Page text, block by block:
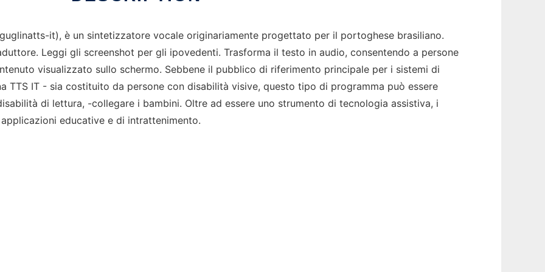
it), è un sintetizzatore vocale originariamente progettato per il portoghese brasiliano.
Leggi gli screenshot per gli ipovedenti. Trasforma il testo in audio, consentendo a persone
visualizzato sullo schermo. Sebbene il pubblico di riferimento principale per i sistemi di
TTS IT - sia costituito da persone con disabilità visive, questo tipo di programma può essere
di lettura, -collegare i bambini. Oltre ad essere uno strumento di tecnologia assistiva, i
educative e di intrattenimento.